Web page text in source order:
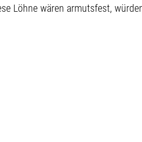
Löhne wären armutsfest,